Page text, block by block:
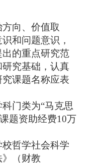
向、价值取
和问题意识，
的重点研究范
究基础，认真
课题名称应表
门类为“马克思
题资助经费10万
哲学社会科学
（财教